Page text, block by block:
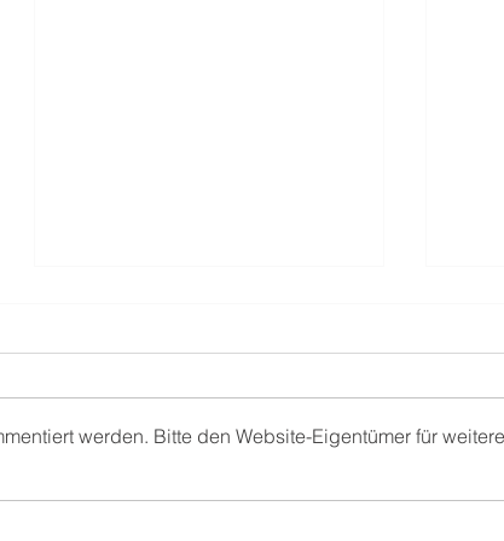
Einsatz Nr. 32- VUPK - PKW
werden. Bitte den Website-Eigentümer für weitere